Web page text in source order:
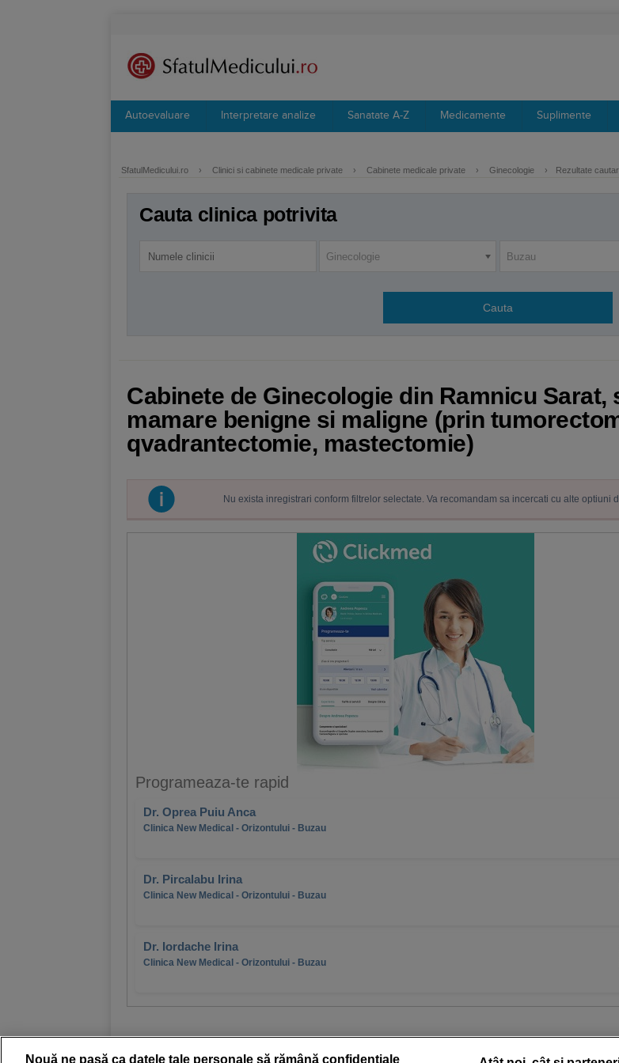
Autoevaluare Interpretare analize Sanatate A-Z Medicamente Suplimente
SfatulMedicului.ro › Clinici si cabinete medicale private › Cabinete medicale private › Ginecologie › Rezultate
Cauta clinica potrivita
Ginecologie Buzau
Cabinete de Ginecologie din Ramnicu
mamare benigne si maligne (prin
qvadrantectomie, mastectomie)
Nu exista inregistrari conform filtrelor selectate. Va recomandam sa incercati cu alte optiuni
Programeaza-te rapid
Dr. Oprea Puiu Anca
Clinica New Medical - Orizontului - Buzau
Dr. Pircalabu Irina
Clinica New Medical - Orizontului - Buzau
Dr. Iordache Irina
Clinica New Medical - Orizontului - Buzau
Nouă ne pasă ca datele tale personale să rămână confidențiale